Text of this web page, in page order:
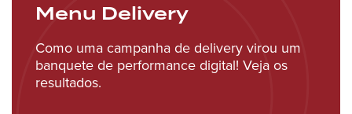
Menu Delivery
Como uma campanha de delivery virou um
banquete de performance digital! Veja os
resultados.